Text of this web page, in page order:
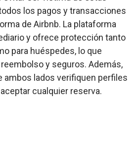
los pagos y transacciones
de Airbnb. La plataforma
y ofrece protección tanto
para huéspedes, lo que
y seguros. Además,
ambos lados verifiquen perfiles
cualquier reserva.